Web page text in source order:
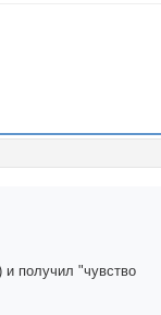
и получил "чувство